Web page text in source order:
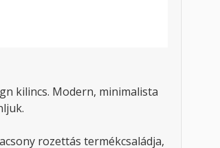
kilincs. Modern, minimalista
rozettás termékcsaládja,